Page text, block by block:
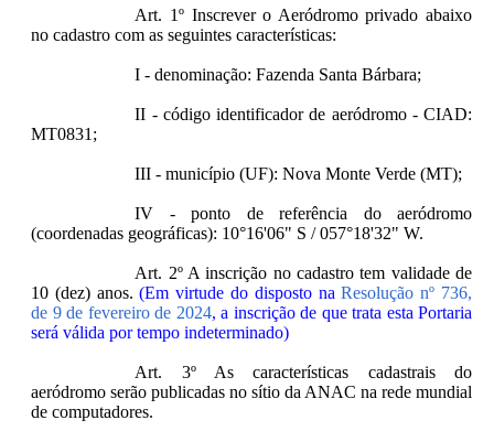
Art. 1º Inscrever o Aeródromo privado abaixo
no cadastro com as seguintes características:
I - denominação: Fazenda Santa Bárbara;
II - código identificador de aeródromo - CIAD:
MT0831;
III - município (UF): Nova Monte Verde (MT);
IV - ponto de referência do aeródromo
(coordenadas geográficas): 10°16'06" S / 057°18'32" W.
Art. 2º A inscrição no cadastro tem validade de
10 (dez) anos.(Em virtude do disposto naResolução nº 736,
de 9 de fevereiro de 2024, a inscrição de que trata esta Portaria
será válida por tempo indeterminado)
Art. 3º As características cadastrais do
aeródromo serão publicadas no sítio da ANAC na rede mundial
de computadores.